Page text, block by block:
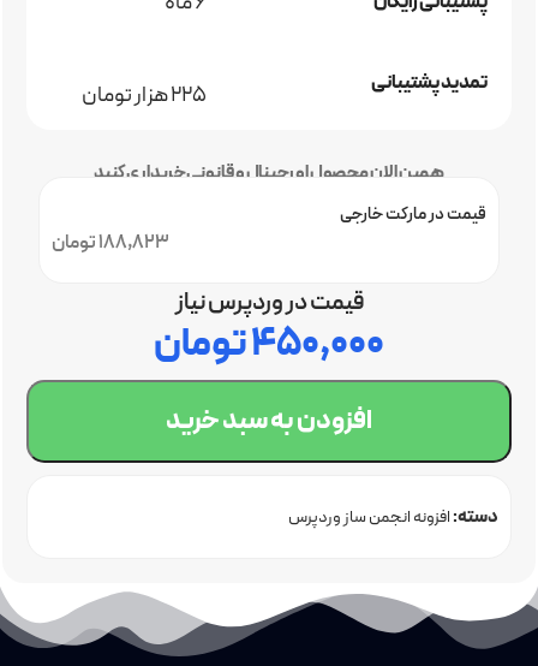
تمدید پشتیبانی 225 هزار تومان
همین الان محصول اورجینال و قانونی خریداری کنید
188,823 تومان
قیمت در مارکت خارجی
قیمت در وردپرس نیاز
۴۵۰,۰۰۰تومان
افزودن به سبد خرید
دسته:افزونه انجمن ساز وردپرس